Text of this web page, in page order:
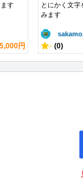
す
5,000円
とにかく文字
みます
- (0)